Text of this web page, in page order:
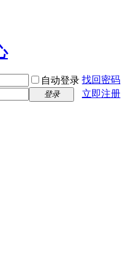
自动登录 找回密码
登录 立即注册